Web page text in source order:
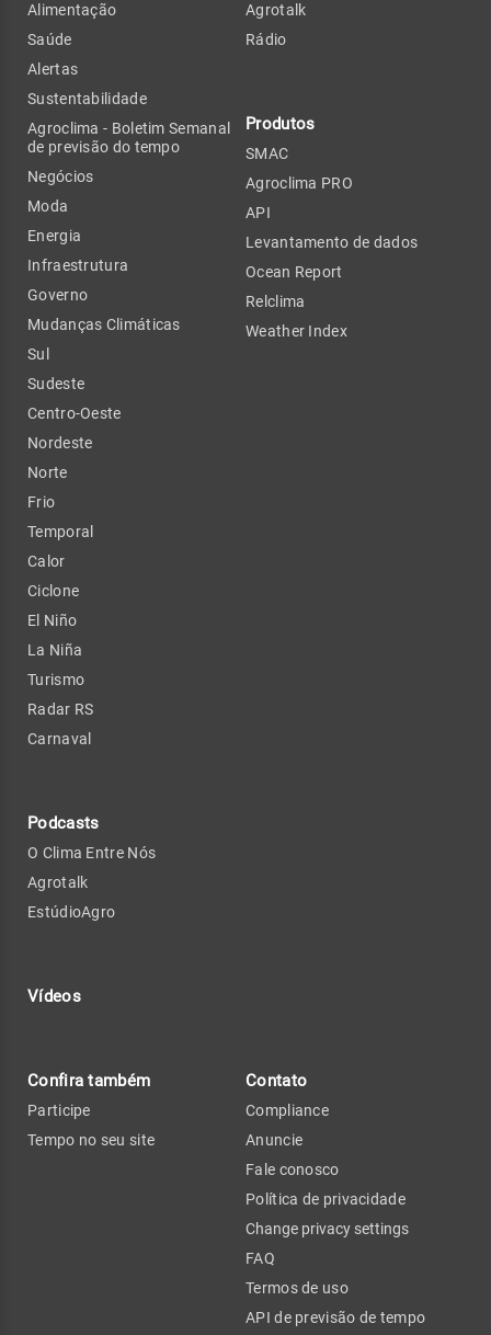
Alimentação
Saúde
Alertas
Sustentabilidade
Agroclima - Boletim Semanal
de previsão do tempo
Negócios
Moda
Energia
Infraestrutura
Governo
Mudanças Climáticas
Sul
Sudeste
Centro-Oeste
Nordeste
Norte
Frio
Temporal
Calor
Ciclone
El Niño
La Niña
Turismo
Radar RS
Carnaval
Podcasts
O Clima Entre Nós
Agrotalk
EstúdioAgro
Vídeos
Agrotalk
Rádio
Produtos
SMAC
Agroclima PRO
API
Levantamento de dados
Ocean Report
Relclima
Weather Index
Confira também
Participe
Tempo no seu site
Contato
Compliance
Anuncie
Fale conosco
Política de privacidade
Change privacy settings
FAQ
Termos de uso
API de previsão de tempo